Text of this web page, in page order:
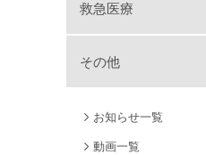
救急医療
その他
お知らせ一覧
動画一覧